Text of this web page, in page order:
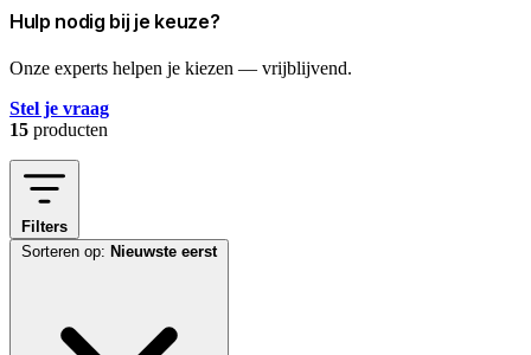
Hulp nodig bij je keuze?
Onze experts helpen je kiezen — vrijblijvend.
Stel je vraag
15 producten
Filters
Sorteren op: Nieuwste eerst